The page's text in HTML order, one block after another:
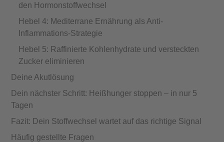
den Hormonstoffwechsel
Hebel 4: Mediterrane Ernährung als Anti-
Inflammations-Strategie
Hebel 5: Raffinierte Kohlenhydrate und versteckten
Zucker eliminieren
Deine Akutlösung
Dein nächster Schritt: Heißhunger stoppen – in nur 5
Tagen
Fazit: Dein Stoffwechsel wartet auf das richtige Signal
Häufig gestellte Fragen